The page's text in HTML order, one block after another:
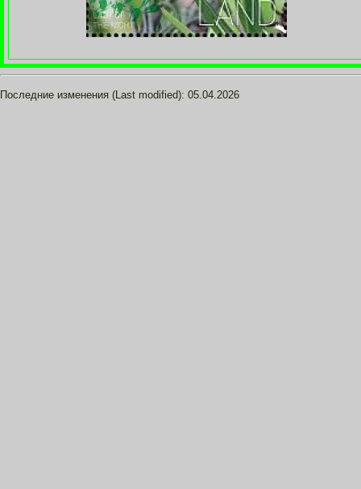
Последние изменения (Last modified): 05.04.2026